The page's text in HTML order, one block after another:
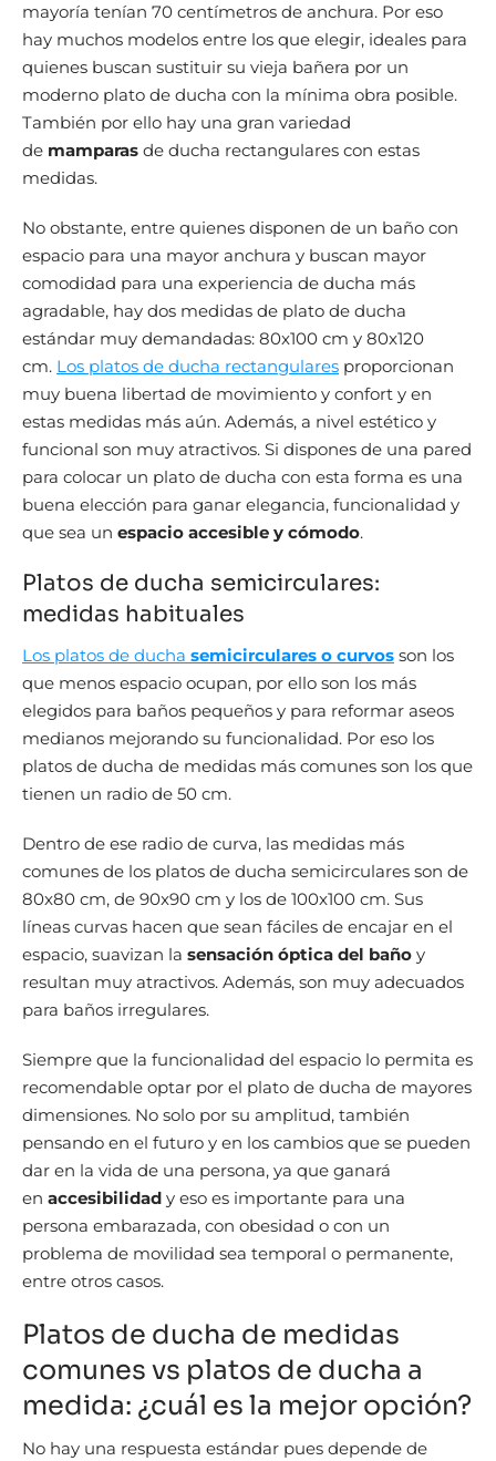
mayoría tenían 70 centímetros de anchura. Por eso
hay muchos modelos entre los que elegir, ideales para
quienes buscan sustituir su vieja bañera por un
moderno plato de ducha con la mínima obra posible.
También por ello hay una gran variedad
de mamparas de ducha rectangulares con estas
medidas.
No obstante, entre quienes disponen de un baño con
espacio para una mayor anchura y buscan mayor
comodidad para una experiencia de ducha más
agradable, hay dos medidas de plato de ducha
estándar muy demandadas: 80x100 cm y 80x120
cm. Los platos de ducha rectangulares proporcionan
muy buena libertad de movimiento y confort y en
estas medidas más aún. Además, a nivel estético y
funcional son muy atractivos. Si dispones de una pared
para colocar un plato de ducha con esta forma es una
buena elección para ganar elegancia, funcionalidad y
que sea un espacio accesible y cómodo.
Platos de ducha semicirculares:
medidas habituales
Los platos de ducha semicirculares o curvos son los
que menos espacio ocupan, por ello son los más
elegidos para baños pequeños y para reformar aseos
medianos mejorando su funcionalidad. Por eso los
platos de ducha de medidas más comunes son los que
tienen un radio de 50 cm.
Dentro de ese radio de curva, las medidas más
comunes de los platos de ducha semicirculares son de
80x80 cm, de 90x90 cm y los de 100x100 cm. Sus
líneas curvas hacen que sean fáciles de encajar en el
espacio, suavizan la sensación óptica del baño y
resultan muy atractivos. Además, son muy adecuados
para baños irregulares.
Siempre que la funcionalidad del espacio lo permita es
recomendable optar por el plato de ducha de mayores
dimensiones. No solo por su amplitud, también
pensando en el futuro y en los cambios que se pueden
dar en la vida de una persona, ya que ganará
en accesibilidad y eso es importante para una
persona embarazada, con obesidad o con un
problema de movilidad sea temporal o permanente,
entre otros casos.
Platos de ducha de medidas
comunes vs platos de ducha a
medida: ¿cuál es la mejor opción?
No hay una respuesta estándar pues depende de